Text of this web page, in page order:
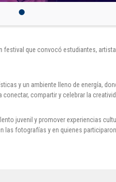
festival que convocó estudiantes,
y un ambiente lleno de energía,
compartir y celebrar la
juvenil y promover experiencias
fotografías y en quienes